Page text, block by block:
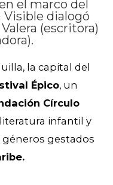
el marco del
Visible dialogó
(escritora)
la capital del
Épico, un
Círculo
infantil y
géneros gestados